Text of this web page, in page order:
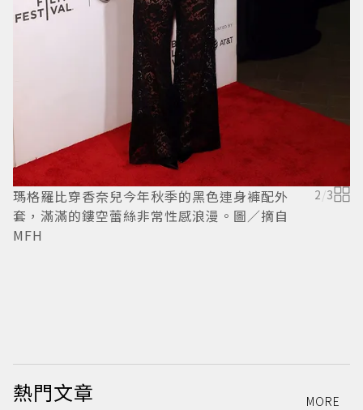
瑪格羅比穿香奈兒今年秋季的黑色連身褲配外
套，滿滿的鏤空蕾絲非常性感浪漫。圖／摘自
MFH
2/3
熱門文章 MORE